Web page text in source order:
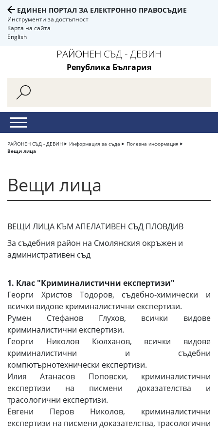
ЕДИНЕН ПОРТАЛ ЗА ЕЛЕКТРОННО ПРАВОСЪДИЕ
Инструменти за достъпност
Карта на сайта
English
РАЙОНЕН СЪД - ДЕВИН
Република България
РАЙОНЕН СЪД - ДЕВИН Информация за съда
Полезна информация
Вещи лица
Вещи лица
ВЕЩИ ЛИЦА КЪМ АПЕЛАТИВЕН СЪД ПЛОВДИВ
За съдебния район на Смолянския окръжен и
административен съд
1. Клас "Криминалистични експертизи"
Георги Христов Тодоров, съдебно-химически и
всички видове криминалистични експертизи.
Румен Стефанов Глухов, всички видове
криминалистични експертизи.
Георги Николов Кюлханов, всички видове
криминалистични и съдебни
компютърнотехнически експертизи.
Илия Атанасов Поповски, криминалистични
експертизи на писмени доказателства и
трасологични експертизи.
Евгени Перов Николов, криминалистични
експертизи на писмени доказателства, трасологични